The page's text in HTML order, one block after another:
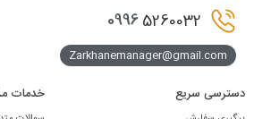
09965260032
Zarkhanemanager@gmail.com
دسترسی سریع خدمات